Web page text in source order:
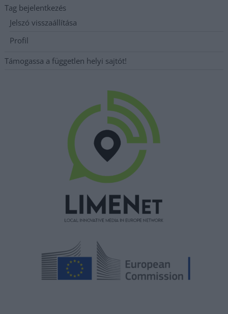
Tag bejelentkezés
Jelszó visszaállítása
Profil
Támogassa a független helyi sajtót!